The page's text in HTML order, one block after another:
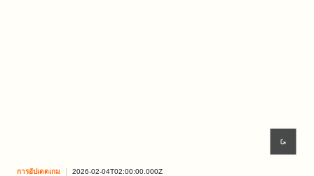
การอัปเดตเกม 2026-02-04T02:00:00.000Z